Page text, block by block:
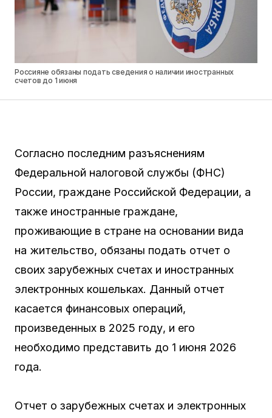
Россияне обязаны подать сведения о наличии иностранных
счетов до 1 июня
Согласно последним разъяснениям
Федеральной налоговой службы (ФНС)
России, граждане Российской Федерации, а
также иностранные граждане,
проживающие в стране на основании вида
на жительство, обязаны подать отчет о
своих зарубежных счетах и иностранных
электронных кошельках. Данный отчет
касается финансовых операций,
произведенных в 2025 году, и его
необходимо представить до 1 июня 2026
года.
Отчет о зарубежных счетах и электронных